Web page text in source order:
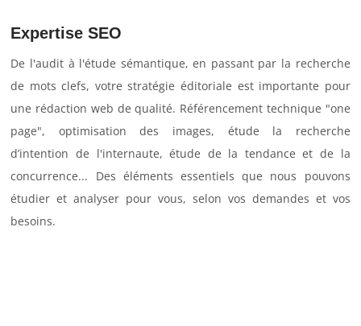
Expertise SEO
De l'audit à l'étude sémantique, en passant par la recherche
de mots clefs, votre stratégie éditoriale est importante pour
une rédaction web de qualité. Référencement technique "one
page", optimisation des images, étude la recherche
d’intention de l'internaute, étude de la tendance et de la
concurrence... Des éléments essentiels que nous pouvons
étudier et analyser pour vous, selon vos demandes et vos
besoins.